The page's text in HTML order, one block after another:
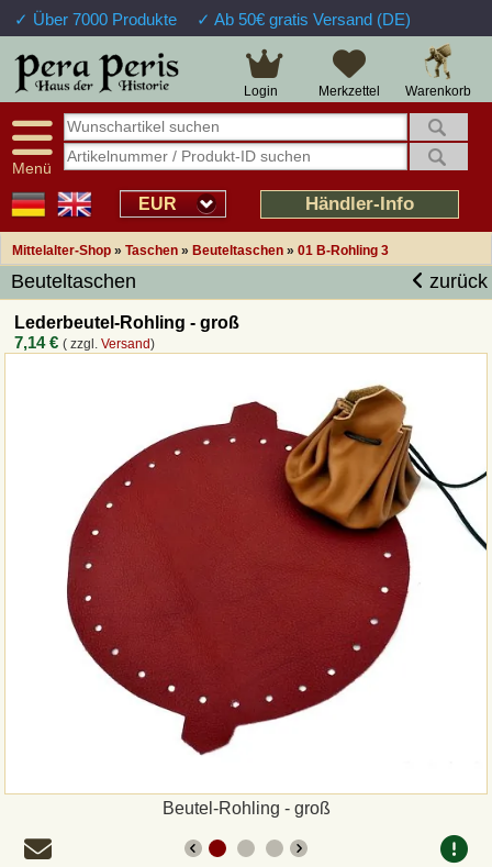
✓ Über 7000 Produkte ✓ Ab 50€ gratis Versand (DE)
Warenkorb
Merkzettel
Login
Menü
EUR Händler-Info
Mittelalter-Shop » Taschen » Beuteltaschen » 01 B-Rohling 3
Beuteltaschen zurück
Lederbeutel-Rohling - groß
7,14 € ( zzgl.Versand)
Beutel-Rohling - groß
Große Auswahl
Verfügbarkeitsanzeige
Sendungsverfolgung
Intelligente Navigation
Freundlicher Service
14 Tage Widerrufsrecht
Über 25 Jahre Erfahrung
Schnelle Rücküberweisung
Kulant bei Retouren
Prof. Auftragsabwicklung
Übersicht Mittelalter-Produkte
Impressum
Widerrufsfunktion
Zahlungsweisen
Versandarten und Retouren
UPS